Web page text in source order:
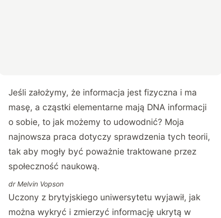
Jeśli założymy, że informacja jest fizyczna i ma
masę, a cząstki elementarne mają DNA informacji
o sobie, to jak możemy to udowodnić? Moja
najnowsza praca dotyczy sprawdzenia tych teorii,
tak aby mogły być poważnie traktowane przez
społeczność naukową.
dr Melvin Vopson
Uczony z brytyjskiego uniwersytetu wyjawił, jak
można wykryć i zmierzyć informację ukrytą w